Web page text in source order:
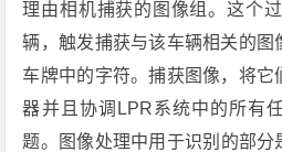
理由相机捕获的图像组。这个
辆，触发捕获与该车辆相关的图
车牌中的字符。捕获图像，将它
器并且协调LPR系统中的所有
题。图像处理中用于识别的部分